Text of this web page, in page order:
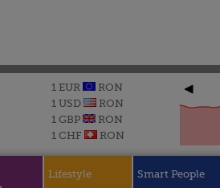
1 EUR
RON
1 USD
RON
1 GBP
RON
1 CHF
RON
Lifestyle Smart People